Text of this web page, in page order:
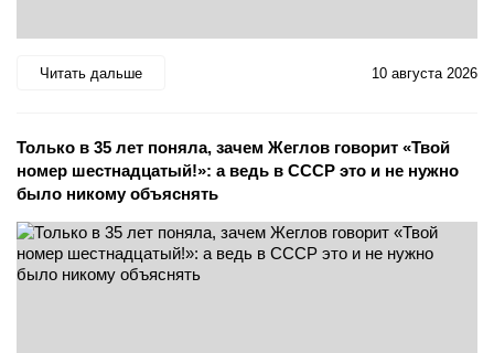
Читать дальше 10 августа 2026
Только в 35 лет поняла, зачем Жеглов говорит «Твой
номер шестнадцатый!»: а ведь в СССР это и не нужно
было никому объяснять